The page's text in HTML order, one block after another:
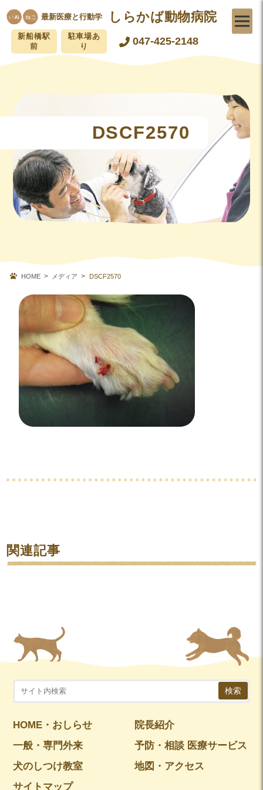
最新医療と行動学 しらかば動物病院
新船橋駅
前
駐車場あ
り
047-425-2148
DSCF2570
HOME メディア DSCF2570
関連記事
検索
HOME・おしらせ
院長紹介
一般・専門外来
予防・相談 医療サービス
犬のしつけ教室
地図・アクセス
サイトマップ